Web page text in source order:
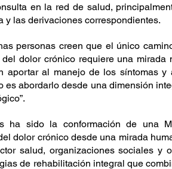
en la red de salud,
y las derivaciones correspondientes.
personas creen que el único
dolor crónico requiere una mirada
aportar al manejo de los síntomas y
es abordarlo desde una dimensión
ha sido la conformación de una
dolor crónico desde una mirada
salud, organizaciones sociales y
de rehabilitación integral que